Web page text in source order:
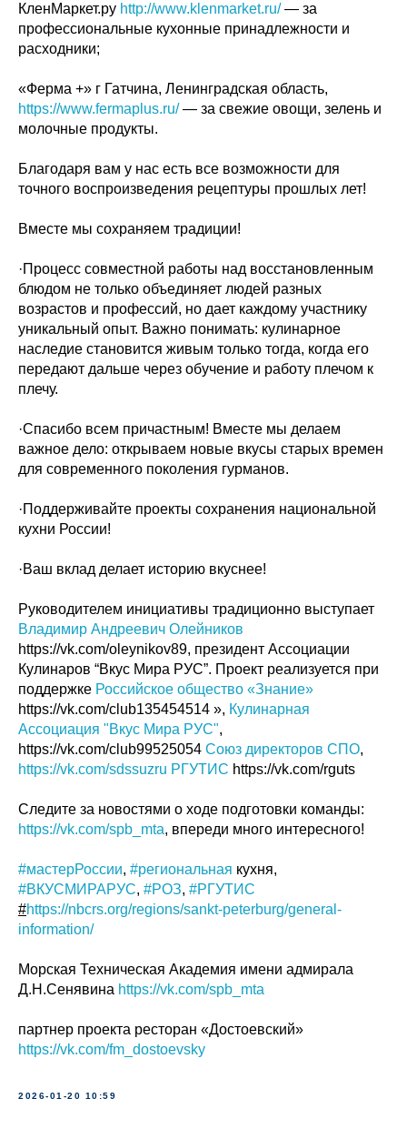
КленМаркет.ру http://www.klenmarket.ru/— за
профессиональные кухонные принадлежности и
расходники;
«Ферма +» г Гатчина, Ленинградская область,
https://www.fermaplus.ru/— за свежие овощи, зелень и
молочные продукты.
Благодаря вам у нас есть все возможности для
точного воспроизведения рецептуры прошлых лет!
Вместе мы сохраняем традиции!
·Процесс совместной работы над восстановленным
блюдом не только объединяет людей разных
возрастов и профессий, но дает каждому участнику
уникальный опыт. Важно понимать: кулинарное
наследие становится живым только тогда, когда его
передают дальше через обучение и работу плечом к
плечу.
·Спасибо всем причастным! Вместе мы делаем
важное дело: открываем новые вкусы старых времен
для современного поколения гурманов.
·Поддерживайте проекты сохранения национальной
кухни России!
·Ваш вклад делает историю вкуснее!
Руководителем инициативы традиционно выступает
Владимир Андреевич Олейников
https://vk.com/oleynikov89, президент Ассоциации
Кулинаров “Вкус Мира РУС”. Проект реализуется при
поддержке Российское общество «Знание»
https://vk.com/club135454514 », Кулинарная
Ассоциация "Вкус Мира РУС",
https://vk.com/club99525054 Союз директоров СПО,
https://vk.com/sdssuzru РГУТИС https://vk.com/rguts
Следите за новостями о ходе подготовки команды:
https://vk.com/spb_mta, впереди много интересного!
#мастерРоссии, #региональная кухня,
#ВКУСМИРАРУС, #РОЗ, #РГУТИС
#https://nbcrs.org/regions/sankt-peterburg/general-
information/
Морская Техническая Академия имени адмирала
Д.Н.Сенявина https://vk.com/spb_mta
партнер проекта ресторан «Достоевский»
https://vk.com/fm_dostoevsky
2026-01-20 10:59